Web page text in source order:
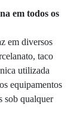
em todos os
em diversos
taco
utilizada
equipamentos
sob qualquer